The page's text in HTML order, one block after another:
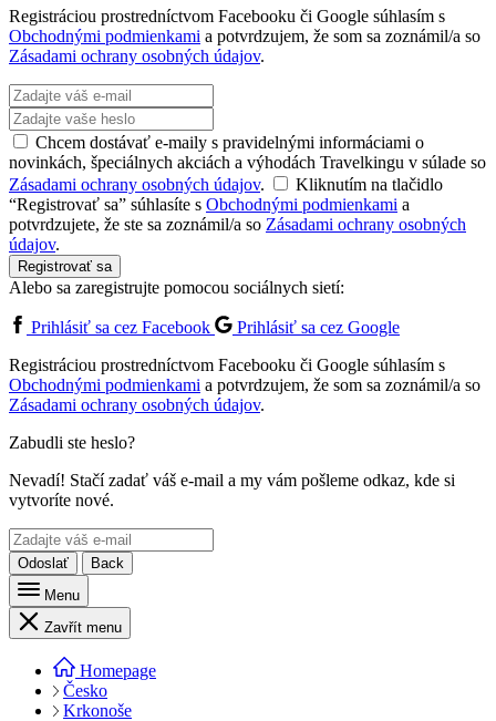
Registráciou prostredníctvom Facebooku či Google súhlasím s
Obchodnými podmienkami a potvrdzujem, že som sa zoznámil/a so
Zásadami ochrany osobných údajov.
Chcem dostávať e-maily s pravidelnými informáciami o
novinkách, špeciálnych akciách a výhodách Travelkingu v súlade so
Zásadami ochrany osobných údajov.
Kliknutím na tlačidlo
“Registrovať sa” súhlasíte s Obchodnými podmienkami a
potvrdzujete, že ste sa zoznámil/a so Zásadami ochrany osobných
údajov.
Registrovať sa
Alebo sa zaregistrujte pomocou sociálnych sietí:
Prihlásiť sa cez Facebook
Prihlásiť sa cez Google
Registráciou prostredníctvom Facebooku či Google súhlasím s
Obchodnými podmienkami a potvrdzujem, že som sa zoznámil/a so
Zásadami ochrany osobných údajov.
Zabudli ste heslo?
Nevadí! Stačí zadať váš e-mail a my vám pošleme odkaz, kde si
vytvoríte nové.
Odoslať
Back
Menu
Zavřít menu
Homepage
Česko
Krkonoše